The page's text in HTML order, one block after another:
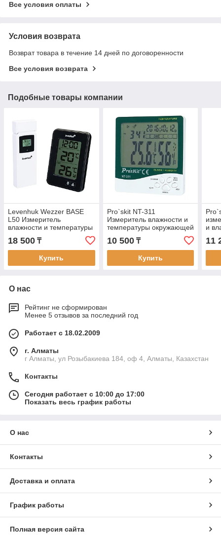
Все условия оплаты
Условия возврата
Возврат товара в течение 14 дней по договоренности
Все условия возврата
Подобные товары компании
Levenhuk Wezzer BASE
L50 Измеритель
влажности и температуры
18 500 ₸
Купить
Pro`skit NT-311
Измеритель влажности и
температуры окружающей
10 500₸
Купить
и
11
О нас
Рейтинг не сформирован
Менее 5 отзывов за последний год
Работает с 18.02.2009
г. Алматы
г Алматы, ул Розыбакиева 184, оф 4, Алматы, Казахстан
Контакты
Сегодня работает с 10:00 до 17:00
Показать весь график работы
О нас
Контакты
Доставка и оплата
График работы
Полная версия сайта